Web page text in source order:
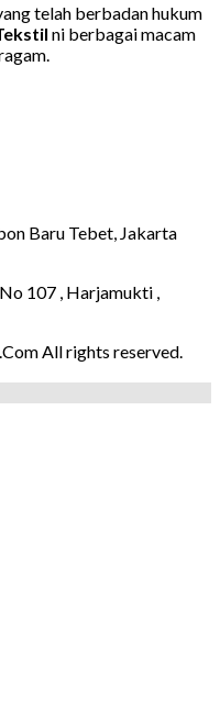
telah berbadan hukum
ni berbagai macam
Baru Tebet, Jakarta
107 , Harjamukti ,
All rights reserved.